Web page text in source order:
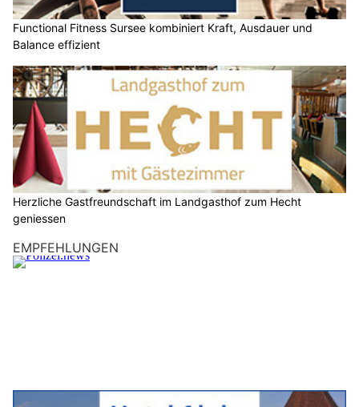
Functional Fitness Sursee kombiniert Kraft, Ausdauer und
Balance effizient
Herzliche Gastfreundschaft im Landgasthof zum Hecht
geniessen
EMPFEHLUNGEN